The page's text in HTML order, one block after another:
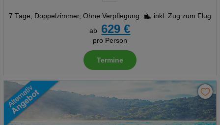
7 Tage, Doppelzimmer, Ohne Verpflegung
inkl. Zug zum Flug
ab
629 €
pro Person
Termine